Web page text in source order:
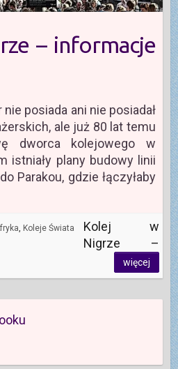
– informacje
posiada ani nie posiadał
ale już 80 lat temu
dworca kolejowego w
istniały plany budowy linii
Parakou, gdzie łączyłaby
, Koleje Świata
Kolej w
Nigrze –
więcej